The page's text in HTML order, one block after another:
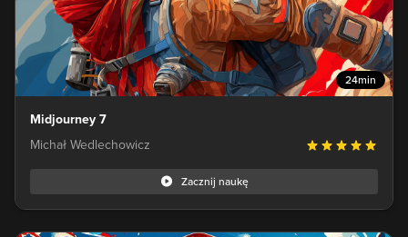
24min
Midjourney 7
Michał Wedlechowicz
Zacznij naukę